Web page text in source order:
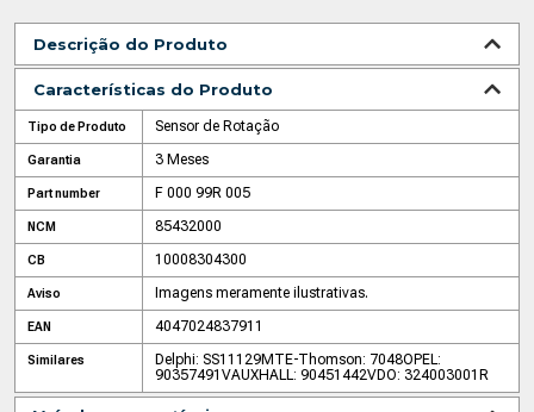
Descrição do Produto
Características do Produto
Tipo de Produto Sensor de Rotação
Garantia 3 Meses
Part number F 000 99R 005
NCM 85432000
CB 10008304300
Aviso Imagens meramente ilustrativas.
EAN 4047024837911
Similares Delphi: SS11129MTE-Thomson: 7048OPEL:
90357491 VAUXHALL: 90451442VDO: 324003001R